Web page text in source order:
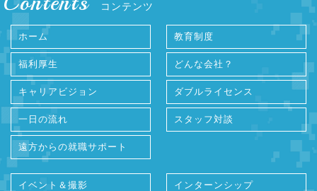
コンテンツ
ホーム 教育制度
福利厚生 どんな会社？
キャリアビジョン ダブルライセンス
一日の流れ スタッフ対談
遠方からの就職サポート
イベント＆撮影 インターンシップ